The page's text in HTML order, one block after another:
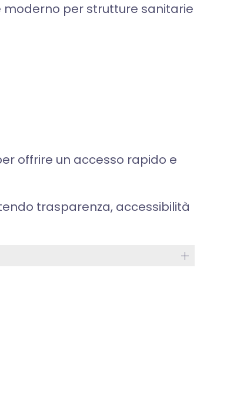
per strutture sanitarie
offrire un accesso rapido e
trasparenza, accessibilità